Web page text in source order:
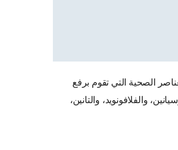
الصحية التي تقوم برفع
والفلافونويد، والتانين،